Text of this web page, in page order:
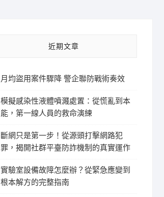
近期文章
月均盜用案件驟降 警企聯防戰術奏效
模擬感染性液體噴濺處置：從慌亂到本
能，第一線人員的救命演練
斷網只是第一步！從源頭打擊網路犯
罪，揭開社群平臺防詐機制的真實運作
實驗室設備故障怎麼辦？從緊急應變到
根本解方的完整指南